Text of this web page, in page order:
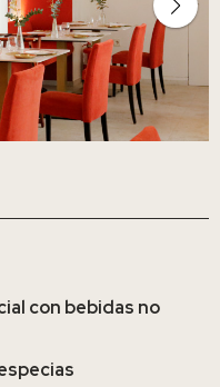
con bebidas no